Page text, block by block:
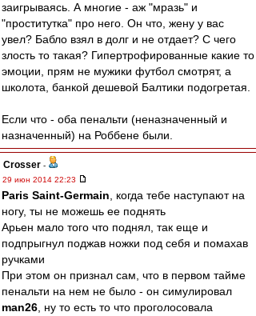
заигрываясь. А многие - аж "мразь" и
"проститутка" про него. Он что, жену у вас
увел? Бабло взял в долг и не отдает? С чего
злость то такая? Гипертрофированные какие то
эмоции, прям не мужики футбол смотрят, а
школота, банкой дешевой Балтики подогретая.
Если что - оба пенальти (неназначенный и
назначенный) на Роббене были.
Crosser -
29 июн 2014 22:23
Paris Saint-Germain , когда тебе наступают на
ногу, ты не можешь ее поднять
Арьен мало того что поднял, так еще и
подпрыгнул поджав ножки под себя и помахав
ручками
При этом он признал сам, что в первом тайме
пенальти на нем не было - он симулировал
man26 , ну то есть то что проголосовала